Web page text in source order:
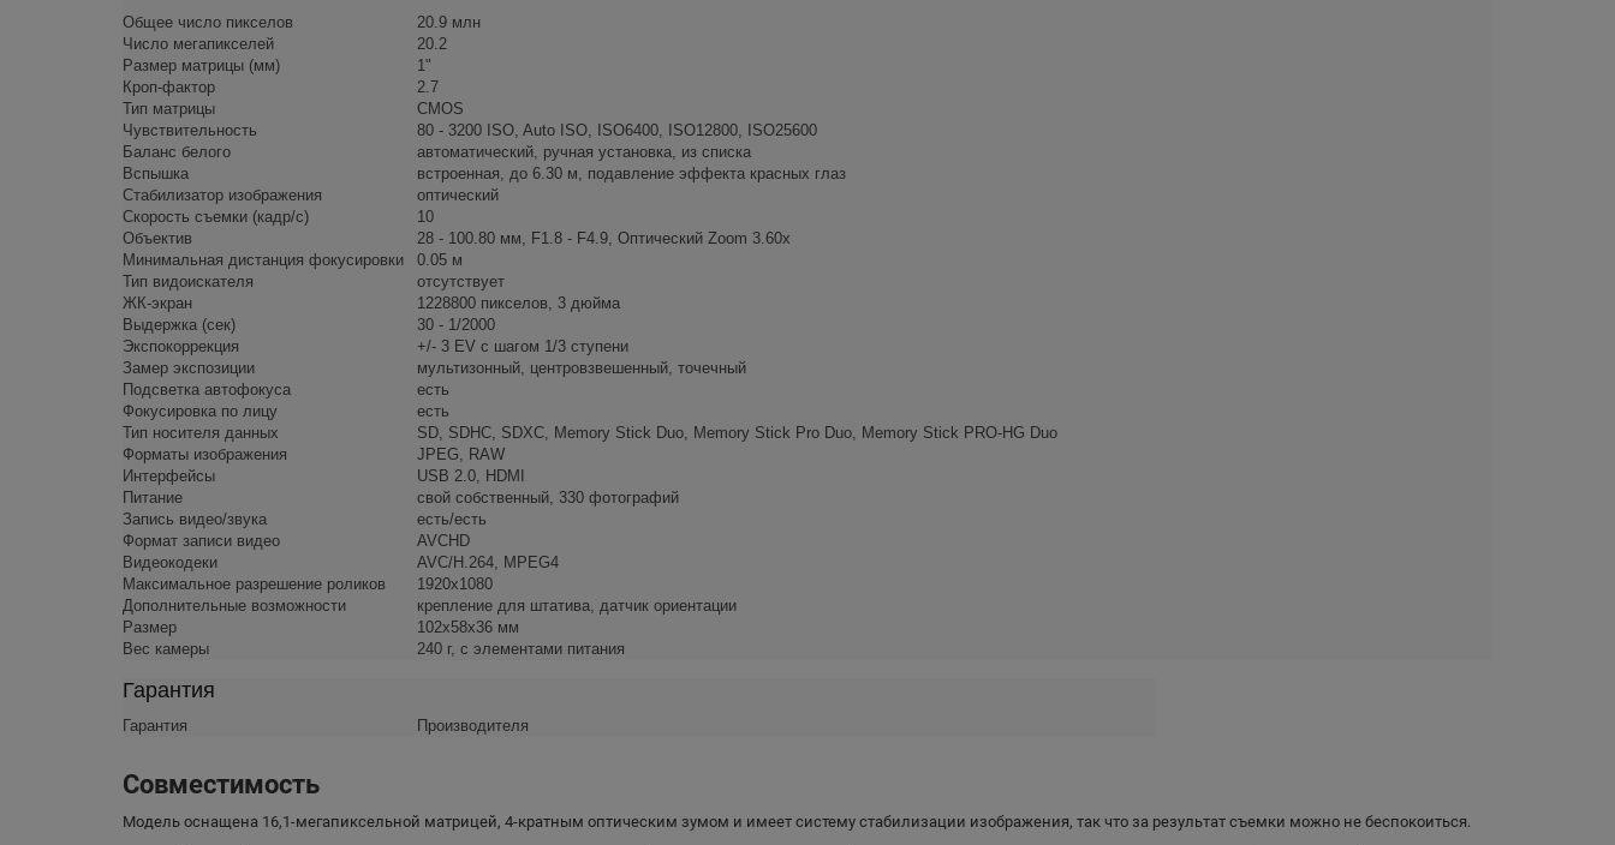
Общее число пикселов
20.9 млн
Число мегапикселей
20.2
Размер матрицы (мм)
1"
Кроп-фактор
2.7
Тип матрицы
CMOS
Чувствительность
80 - 3200 ISO, Auto ISO, ISO6400, ISO12800, ISO25600
Баланс белого
автоматический, ручная установка, из списка
Вспышка
встроенная, до 6.30 м, подавление эффекта красных глаз
Стабилизатор изображения
оптический
Скорость съемки (кадр/с)
10
Объектив
28 - 100.80 мм, F1.8 - F4.9, Оптический Zoom 3.60x
Минимальная дистанция фокусировки
0.05 м
Тип видоискателя
отсутствует
ЖК-экран
1228800 пикселов, 3 дюйма
Выдержка (сек)
30 - 1/2000
Экспокоррекция
+/- 3 EV с шагом 1/3 ступени
Замер экспозиции
мультизонный, центровзвешенный, точечный
Подсветка автофокуса
есть
Фокусировка по лицу
есть
Тип носителя данных
SD, SDHC, SDXC, Memory Stick Duo, Memory Stick Pro Duo, Memory Stick PRO-HG Duo
Форматы изображения
JPEG, RAW
Интерфейсы
USB 2.0, HDMI
Питание
свой собственный, 330 фотографий
Запись видео/звука
есть/есть
Формат записи видео
AVCHD
Видеокодеки
AVC/H.264, MPEG4
Максимальное разрешение роликов
1920x1080
Дополнительные возможности
крепление для штатива, датчик ориентации
Размер
102x58x36 мм
Вес камеры
240 г, с элементами питания
Гарантия
Гарантия Производителя
Совместимость
Модель оснащена 16,1-мегапиксельной матрицей, 4-кратным оптическим зумом и имеет систему стабилизации изображения, так что за результат съемки можно не беспокоиться.